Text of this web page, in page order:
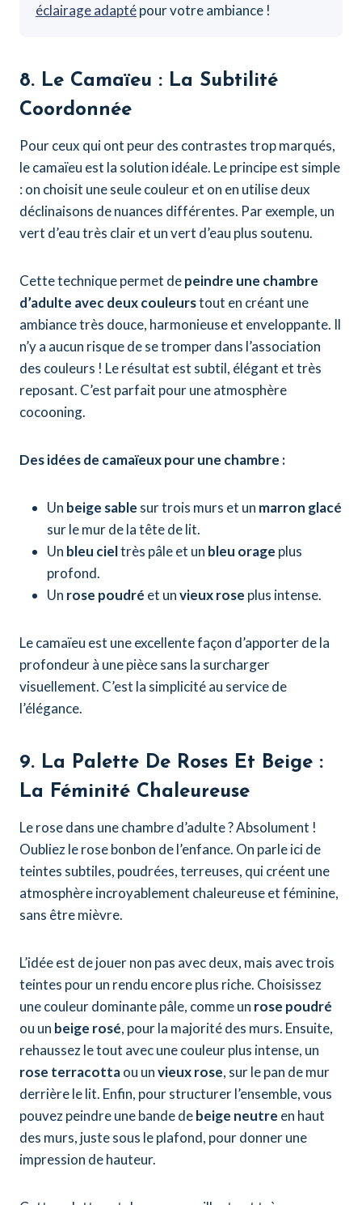
éclairage adaptépour votre ambiance !
8. Le Camaïeu : La Subtilité
Coordonnée
Pour ceux qui ont peur des contrastes trop marqués,
le camaïeu est la solution idéale. Le principe est simple
: on choisit une seule couleur et on en utilise deux
déclinaisons de nuances différentes. Par exemple, un
vert d’eau très clair et un vert d’eau plus soutenu.
Cette technique permet depeindre une chambre
d’adulte avec deux couleurstout en créant une
ambiance très douce, harmonieuse et enveloppante. Il
n’y a aucun risque de se tromper dans l’association
des couleurs ! Le résultat est subtil, élégant et très
reposant. C’est parfait pour une atmosphère
cocooning.
Des idées de camaïeux pour une chambre :
Un beige sable sur trois murs et un marron glacé
sur le mur de la tête de lit.
Un bleu cieltrès pâle et un bleu orage plus
profond.
Un rose poudré et unvieux rose plus intense.
Le camaïeu est une excellente façon d’apporter de la
profondeur à une pièce sans la surcharger
visuellement. C’est la simplicité au service de
l’élégance.
9. La Palette De Roses Et Beige :
La Féminité Chaleureuse
Le rose dans une chambre d’adulte ? Absolument !
Oubliez le rose bonbon de l’enfance. On parle ici de
teintes subtiles, poudrées, terreuses, qui créent une
atmosphère incroyablement chaleureuse et féminine,
sans être mièvre.
L’idée est de jouer non pas avec deux, mais avec trois
teintes pour un rendu encore plus riche. Choisissez
une couleur dominante pâle, comme un rose poudré
ou un beige rosé, pour la majorité des murs. Ensuite,
rehaussez le tout avec une couleur plus intense, un
rose terracottaou unvieux rose, sur le pan de mur
derrière le lit. Enfin, pour structurer l’ensemble, vous
pouvez peindre une bande debeige neutre en haut
des murs, juste sous le plafond, pour donner une
impression de hauteur.